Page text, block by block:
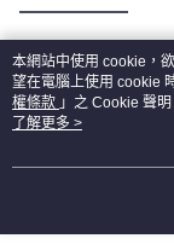
熱門標籤
本網站中使用 cookie，
望在電腦上使用 cookie
權條款 」之 Cookie 聲
用條款之 Cookie 聲明使
了解更多 >